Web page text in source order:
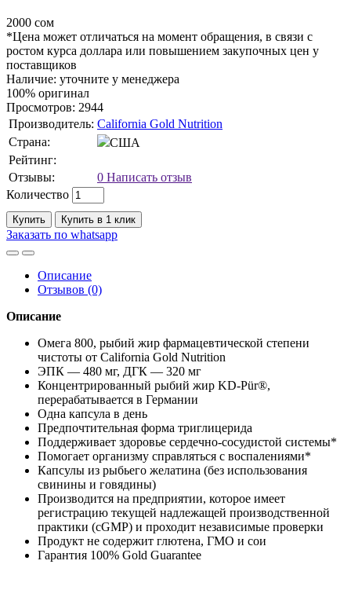
2000 сом
*Цена может отличаться на момент обращения, в связи с
ростом курса доллара или повышением закупочных цен у
поставщиков
Наличие: уточните у менеджера
100% оригинал
Просмотров: 2944
Производитель: California Gold Nutrition
Страна:
США
Рейтинг:
Отзывы:
0 Написать отзыв
Количество
Купить Купить в 1 клик
Заказать по whatsapp
Описание
Отзывов (0)
Описание
Омега 800, рыбий жир фармацевтической степени
чистоты от California Gold Nutrition
ЭПК — 480 мг, ДГК — 320 мг
Концентрированный рыбий жир KD-Pür®,
перерабатывается в Германии
Одна капсула в день
Предпочтительная форма триглицерида
Поддерживает здоровье сердечно-сосудистой системы*
Помогает организму справляться с воспалениями*
Капсулы из рыбьего желатина (без использования
свинины и говядины)
Производится на предприятии, которое имеет
регистрацию текущей надлежащей производственной
практики (cGMP) и проходит независимые проверки
Продукт не содержит глютена, ГМО и сои
Гарантия 100% Gold Guarantee